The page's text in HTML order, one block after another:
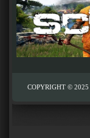
COPYRIGHT © 2025